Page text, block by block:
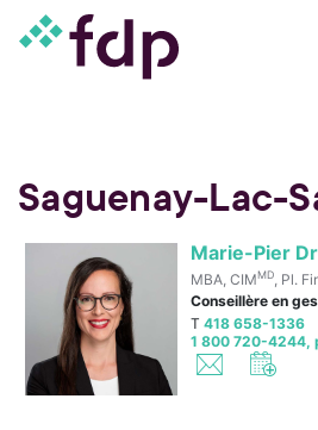
Saguenay-Lac-
Marie-Pier
MBA, CIMMD
, Pl.
Conseillère en
T418 658-1336
1 800 720-4244,